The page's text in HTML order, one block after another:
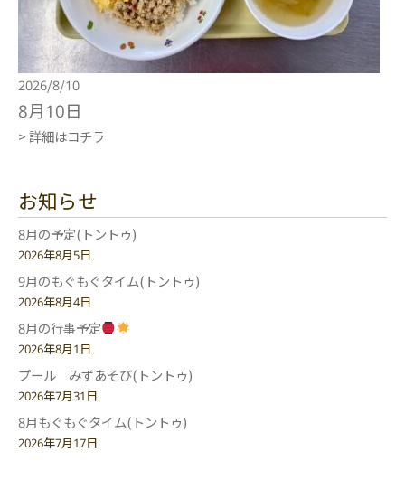
2026/8/10
8月10日
> 詳細はコチラ
お知らせ
8月の予定(トントゥ)
2026年8月5日
9月のもぐもぐタイム(トントゥ)
2026年8月4日
8月の行事予定
2026年8月1日
プール みずあそび(トントゥ)
2026年7月31日
8月もぐもぐタイム(トントゥ)
2026年7月17日